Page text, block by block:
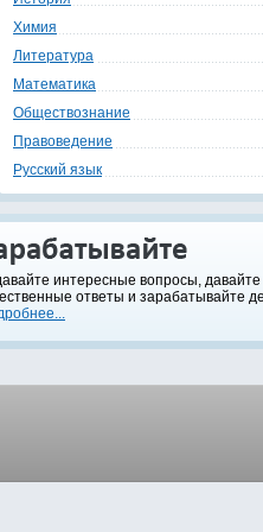
Химия
Литература
Математика
Обществознание
Правоведение
Русский язык
интересные вопросы, давайте
ответы и зарабатывайте